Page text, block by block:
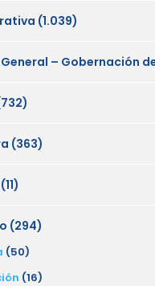
(1.039)
– Gobernación
(363)
(11)
(294)
(50)
(16)